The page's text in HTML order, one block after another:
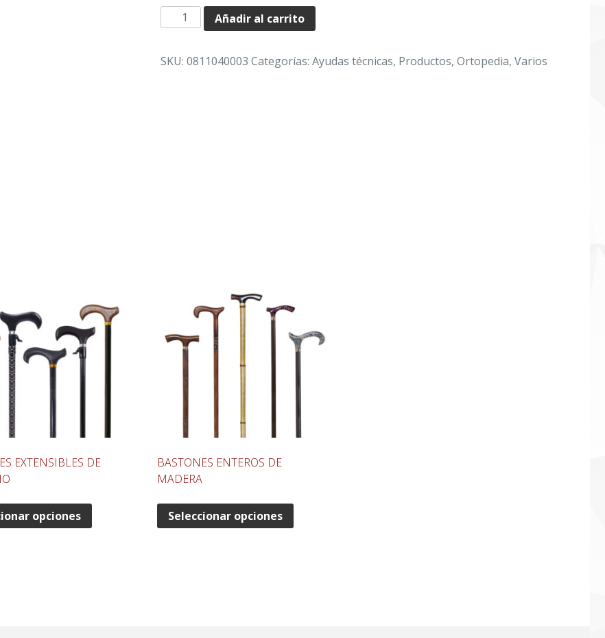
EXPOSITOR
PARA
(de
Añadir al carrito
SKU:0811040003 Categorías:Ayudas técnicas, Productos,Ortopedia,Varios
EXTENSIBLES DE
opciones
BASTONES ENTEROS DE
MADERA
Seleccionar opciones